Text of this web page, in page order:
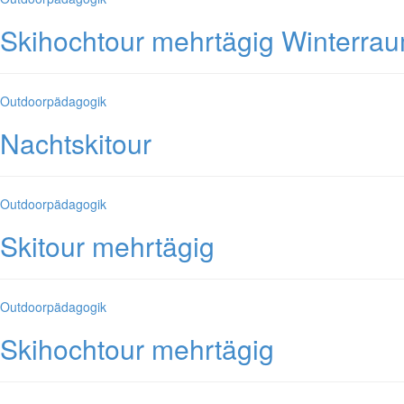
Skihochtour mehrtägig
Kategorien
Outdoorpädagogik
Nachtskitour
Kategorien
Outdoorpädagogik
Skitour mehrtägig
Kategorien
Outdoorpädagogik
Skihochtour mehrtägig